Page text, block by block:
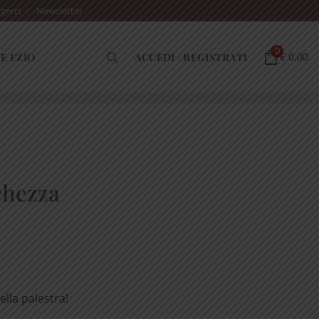
Newsletter
EZIO ACCEDI / REGISTRATI 0€ 0,00
palestra!